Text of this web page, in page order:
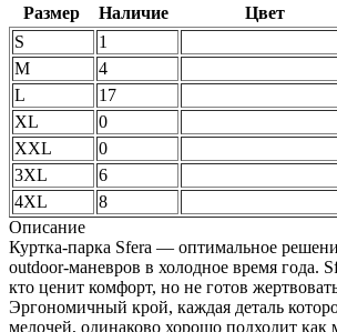
Размер
Наличие
Цвет
S
1
M
4
L
17
XL
0
XXL
0
3XL
6
4XL
8
Описание
Куртка-парка Sfera — оптимальное
outdoor-маневров в холодное время года.
кто ценит комфорт, но не готов
Эргономичный крой, каждая деталь
мелочей, одинаково хорошо подходит как